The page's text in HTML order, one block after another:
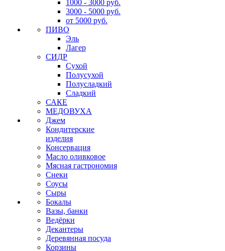
1000 - 3000 руб.
3000 - 5000 руб.
от 5000 руб.
ПИВО
Эль
Лагер
СИДР
Сухой
Полусухой
Полусладкий
Сладкий
САКЕ
МЕДОВУХА
Джем
Кондитерские
изделия
Консервация
Масло оливковое
Мясная гастрономия
Снеки
Соусы
Сыры
Бокалы
Вазы, банки
Ведёрки
Декантеры
Деревянная посуда
Корзины